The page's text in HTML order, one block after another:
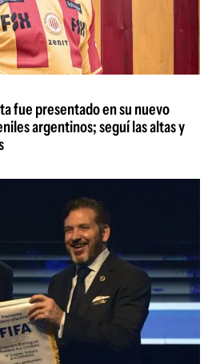
fue presentado en su nuevo
argentinos; seguí las altas y